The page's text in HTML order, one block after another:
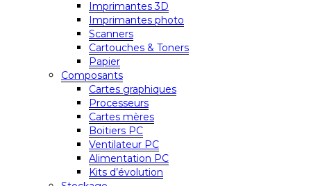
Imprimantes 3D
Imprimantes photo
Scanners
Cartouches & Toners
Papier
Composants
Cartes graphiques
Processeurs
Cartes mères
Boitiers PC
Ventilateur PC
Alimentation PC
Kits d’évolution